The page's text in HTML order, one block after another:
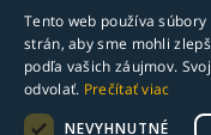
Skladom >50 ks
- +
Tento web používa
strán, aby sme mohli
podľa vašich záujmov.
odvolať. Prečítať viac
NEVYHNUTNÉ